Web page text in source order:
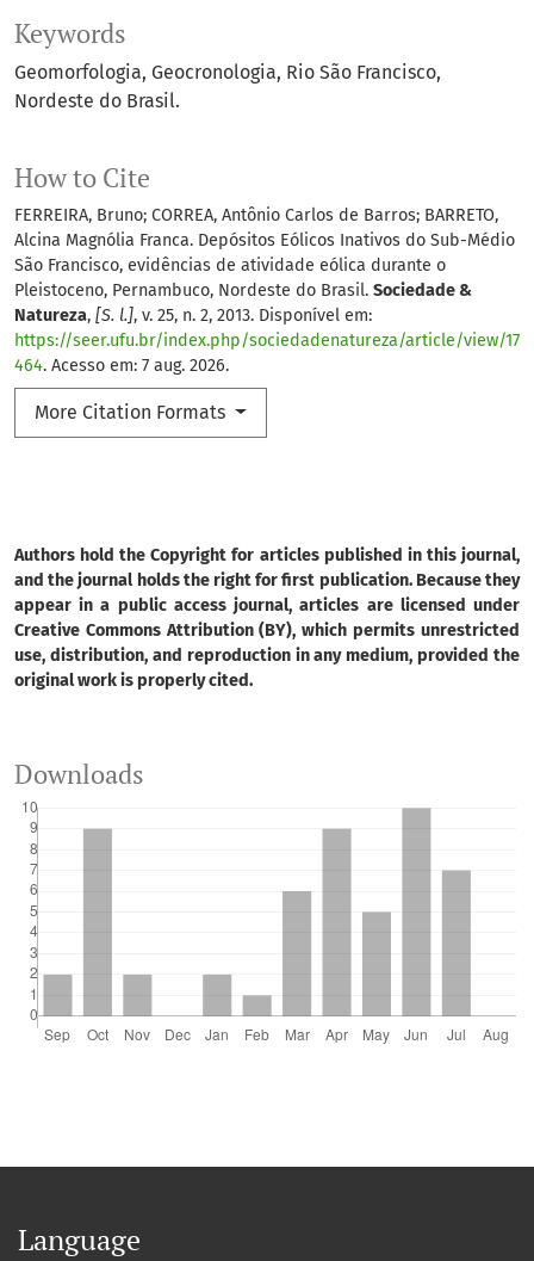
Keywords
Geomorfologia Geocronologia Rio São Francisco
Nordeste do Brasil.
How to Cite
FERREIRA, Bruno; CORREA, Antônio Carlos de Barros; BARRETO,
Alcina Magnólia Franca. Depósitos Eólicos Inativos do Sub-Médio
São Francisco, evidências de atividade eólica durante o
Pleistoceno, Pernambuco, Nordeste do Brasil. Sociedade &
Natureza, [S. l.], v. 25, n. 2, 2013. Disponível em:
https://seer.ufu.br/index.php/sociedadenatureza/article/view/17
464. Acesso em: 7 aug. 2026.
More Citation Formats
Authors hold the Copyright for articles published in this journal,
and the journal holds the right for first publication. Because they
appear in a public access journal, articles are licensed under
Creative Commons Attribution (BY), which permits unrestricted
use, distribution, and reproduction in any medium, provided the
original work is properly cited.
Downloads
Language